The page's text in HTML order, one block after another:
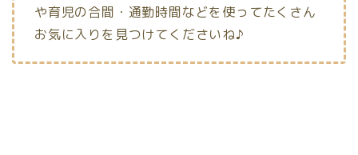
や育児の合間・通勤時間などを使ってたくさん
お気に入りを見つけてくださいね♪